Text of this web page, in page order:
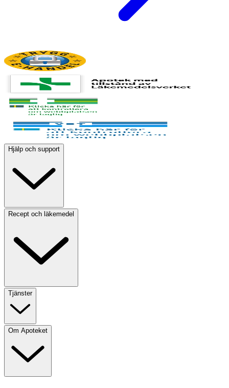
Hjälp och support
Recept och läkemedel
Tjänster
Om Apoteket